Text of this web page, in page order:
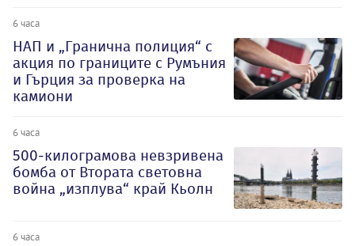
6 часа
НАП и „Гранична полиция“ с
акция по границите с Румъния
и Гърция за проверка на
камиони
6 часа
500-килограмова невзривена
бомба от Втората световна
война „изплува“ край Кьолн
6 часа